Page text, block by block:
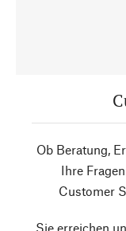
Ob Beratung,
Ihre
Customer
Sie erreichen